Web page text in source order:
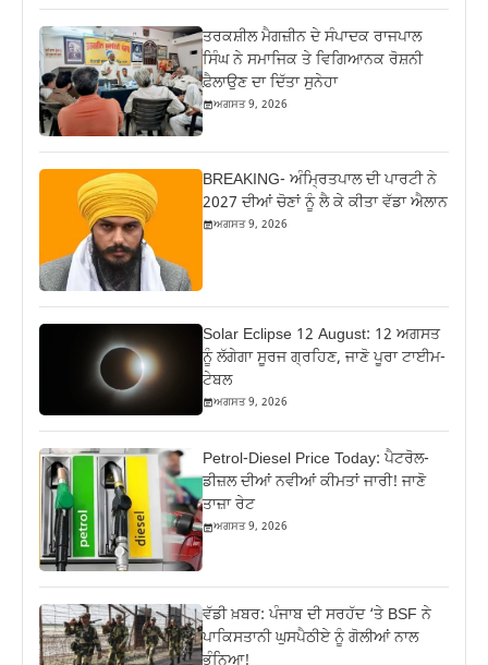
ਤਰਕਸ਼ੀਲ ਮੈਗਜ਼ੀਨ ਦੇ ਸੰਪਾਦਕ ਰਾਜਪਾਲ
ਸਿੰਘ ਨੇ ਸਮਾਜਿਕ ਤੇ ਵਿਗਿਆਨਕ ਰੋਸ਼ਨੀ
ਫ਼ੈਲਾਉਣ ਦਾ ਦਿੱਤਾ ਸੁਨੇਹਾ
ਅਗਸਤ 9, 2026
BREAKING- ਅੰਮ੍ਰਿਤਪਾਲ ਦੀ ਪਾਰਟੀ ਨੇ
2027 ਦੀਆਂ ਚੋਣਾਂ ਨੂੰ ਲੈ ਕੇ ਕੀਤਾ ਵੱਡਾ ਐਲਾਨ
ਅਗਸਤ 9, 2026
Solar Eclipse 12 August: 12 ਅਗਸਤ
ਨੂੰ ਲੱਗੇਗਾ ਸੂਰਜ ਗ੍ਰਹਿਣ, ਜਾਣੋ ਪੂਰਾ ਟਾਈਮ-
ਟੇਬਲ
ਅਗਸਤ 9, 2026
Petrol-Diesel Price Today: ਪੈਟਰੋਲ-
ਡੀਜ਼ਲ ਦੀਆਂ ਨਵੀਆਂ ਕੀਮਤਾਂ ਜਾਰੀ! ਜਾਣੋ
ਤਾਜ਼ਾ ਰੇਟ
ਅਗਸਤ 9, 2026
ਵੱਡੀ ਖ਼ਬਰ: ਪੰਜਾਬ ਦੀ ਸਰਹੱਦ ‘ਤੇ BSF ਨੇ
ਪਾਕਿਸਤਾਨੀ ਘੁਸਪੈਠੀਏ ਨੂੰ ਗੋਲੀਆਂ ਨਾਲ